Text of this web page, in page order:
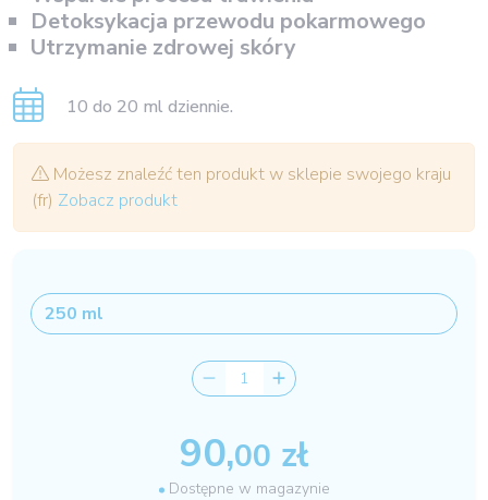
Detoksykacja przewodu pokarmowego
Utrzymanie zdrowej skóry
10 do 20 ml dziennie.
Możesz znaleźć ten produkt w sklepie swojego kraju
(fr) Zobacz produkt
90,00 zł
Dostępne w magazynie